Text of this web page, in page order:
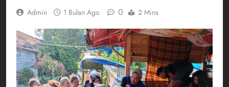
Admin 1 Bulan Ago 0 2 Mins